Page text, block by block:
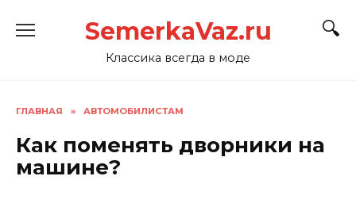
SemerkaVaz.ru
Классика всегда в моде
ГЛАВНАЯ » АВТОМОБИЛИСТАМ
Как поменять дворники на
машине?